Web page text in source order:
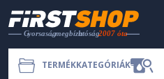
TERMÉKKATEGÓRIÁK